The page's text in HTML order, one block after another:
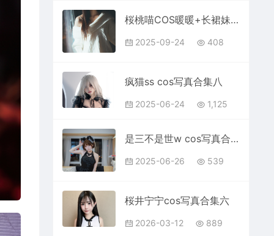
桜桃喵COS暖暖+长裙妹抖写真
2025-09-24 408
疯猫ss cos写真合集八
2025-06-24 1,125
是三不是世w cos写真合集一
2025-06-26 539
桜井宁宁cos写真合集六
2026-03-12 889